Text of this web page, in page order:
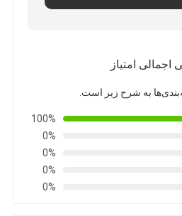
اجمالی امتیاز
به شرح زیر است.
100%
0%
0%
0%
0%